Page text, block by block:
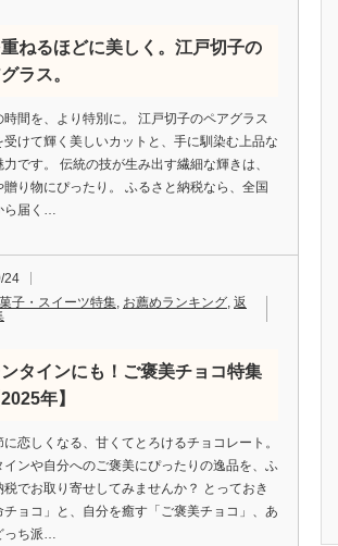
ねるほどに美しく。江戸切子の
ラス。
時間を、より特別に。 江戸切子のペアグラス
受けて輝く美しいカットと、手に馴染む上品な
です。 伝統の技が生み出す繊細な輝きは、
贈り物にぴったり。 ふるさと納税なら、全国
ら届く…
24
子・スイーツ特集, お薦めランキング, 返
タインにも！ご褒美チョコ特集
年】
恋しくなる、甘くてとろけるチョコレート。
インや自分へのご褒美にぴったりの逸品を、ふ
税でお取り寄せしてみませんか？ とっておき
チョコ」と、自分を癒す「ご褒美チョコ」、あ
っち派…